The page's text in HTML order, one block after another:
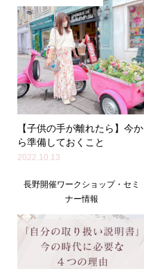
【子供の手が離れたら】今か
ら準備しておくこと
2022.10.13
長野開催ワークショップ・セミ
ナー情報